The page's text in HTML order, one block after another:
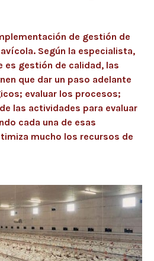
de gestión de
Según la especialista,
es gestión de calidad, las
que dar un paso adelante
evaluar los procesos;
las actividades para evaluar
cada una de esas
mucho los recursos de